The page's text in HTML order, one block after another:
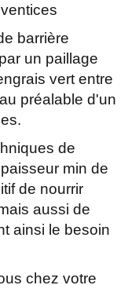
barrière
un paillage
vert entre
préalable d'un
de
min de
de nourrir
aussi de
ainsi le besoin
chez votre